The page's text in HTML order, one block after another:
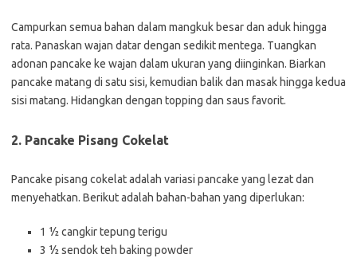
Campurkan semua bahan dalam mangkuk besar dan aduk hingga
rata. Panaskan wajan datar dengan sedikit mentega. Tuangkan
adonan pancake ke wajan dalam ukuran yang diinginkan. Biarkan
pancake matang di satu sisi, kemudian balik dan masak hingga kedua
sisi matang. Hidangkan dengan topping dan saus favorit.
2. Pancake Pisang Cokelat
Pancake pisang cokelat adalah variasi pancake yang lezat dan
menyehatkan. Berikut adalah bahan-bahan yang diperlukan:
1 ½ cangkir tepung terigu
3 ½ sendok teh baking powder